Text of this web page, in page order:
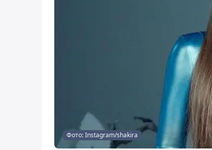
Фото: Instagram/shakira